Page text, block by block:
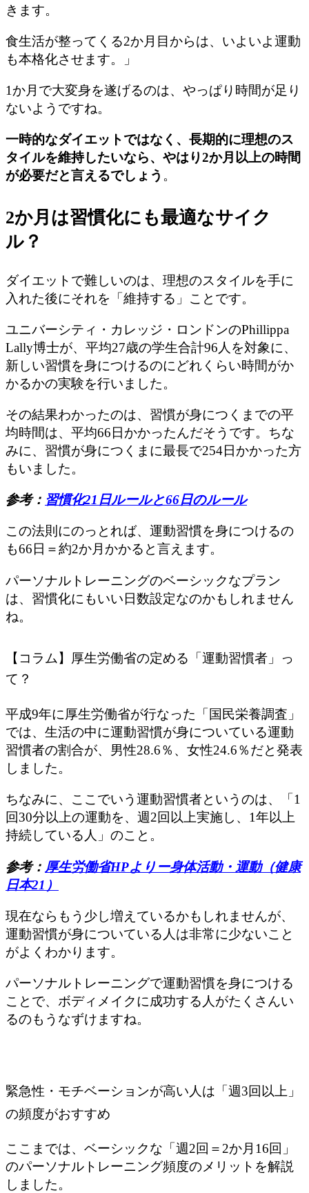
きます。
食生活が整ってくる2か月目からは、いよいよ運動
も本格化させます。」
1か月で大変身を遂げるのは、やっぱり時間が足り
ないようですね。
一時的なダイエットではなく、長期的に理想のス
タイルを維持したいなら、やはり2か月以上の時間
が必要だと言えるでしょう 。
2か月は習慣化にも最適なサイク
ル？
ダイエットで難しいのは、理想のスタイルを手に
入れた後にそれを「維持する」ことです。
ユニバーシティ・カレッジ・ロンドンのPhillippa
Lally博士が、平均27歳の学生合計96人を対象に、
新しい習慣を身につけるのにどれくらい時間がか
かるかの実験を行いました。
その結果わかったのは、習慣が身につくまでの平
均時間は、平均66日かかったんだそうです。ちな
みに、習慣が身につくまに最長で254日かかった方
もいました。
参考： 習慣化21日ルールと66日のルール
この法則にのっとれば、運動習慣を身につけるの
も66日＝約2か月かかると言えます。
パーソナルトレーニングのベーシックなプラン
は、習慣化にもいい日数設定なのかもしれません
ね。
【コラム】厚生労働省の定める「運動習慣者」っ
て？
平成9年に厚生労働省が行なった「国民栄養調査」
では、生活の中に運動習慣が身についている運動
習慣者の割合が、男性28.6％、女性24.6％だと発表
しました。
ちなみに、ここでいう運動習慣者というのは、「1
回30分以上の運動を、週2回以上実施し、1年以上
持続している人」のこと。
参考： 厚生労働省HPよりー身体活動・運動（健康
日本21）
現在ならもう少し増えているかもしれませんが、
運動習慣が身についている人は非常に少ないこと
がよくわかります。
パーソナルトレーニングで運動習慣を身につける
ことで、ボディメイクに成功する人がたくさんい
るのもうなずけますね。
緊急性・モチベーションが高い人は「週3回以上」
の頻度がおすすめ
ここまでは、ベーシックな「週2回＝2か月16回」
のパーソナルトレーニング頻度のメリットを解説
しました。